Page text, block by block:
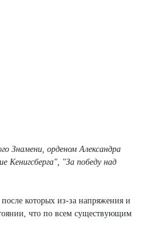
Знамени, орденом Александра
Кенигсберга", "За победу над
которых из-за напряжения и
что по всем существующим